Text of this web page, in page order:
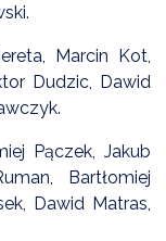
Marcin Kot,
Dudzic, Dawid
Pączek, Jakub
Bartłomiej
Dawid Matras,